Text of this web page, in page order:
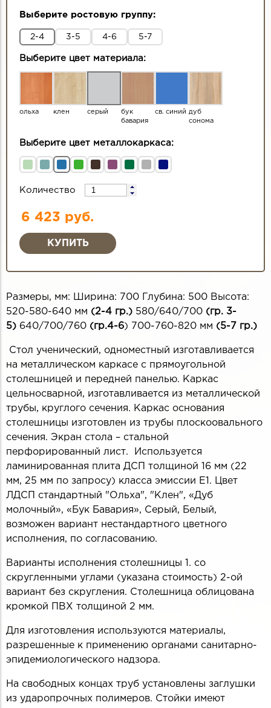
Выберите ростовую группу:
2-4 3-5 4-6 5-7
Выберите цвет материала:
ольха клен серый
бук
бавария
св. синий дуб
сонома
Выберите цвет металлокаркаса:
Количество
6 423 руб.
Размеры, мм: Ширина: 700 Глубина: 500 Высота:
520-580-640 мм (2-4 гр.) 580/640/700 (гр. 3-
5) 640/700/760 (гр.4-6) 700-760-820 мм (5-7 гр.)
Стол ученический, одноместный изготавливается
на металлическом каркасе с прямоугольной
столешницей и передней панелью. Каркас
цельносварной, изготавливается из металлической
трубы, круглого сечения. Каркас основания
столешницы изготовлен из трубы плоскоовального
сечения. Экран стола – стальной
перфорированный лист. Используется
ламинированная плита ДСП толщиной 16 мм (22
мм, 25 мм по запросу) класса эмиссии Е1. Цвет
ЛДСП стандартный "Ольха", "Клен", «Дуб
молочный», «Бук Бавария», Серый, Белый,
возможен вариант нестандартного цветного
исполнения, по согласованию.
Варианты исполнения столешницы 1. со
скругленными углами (указана стоимость) 2-ой
вариант без скругления. Столешница облицована
кромкой ПВХ толщиной 2 мм.
Для изготовления используются материалы,
разрешенные к применению органами санитарно-
эпидемиологического надзора.
На свободных концах труб установлены заглушки
из ударопрочных полимеров. Стойки имеют